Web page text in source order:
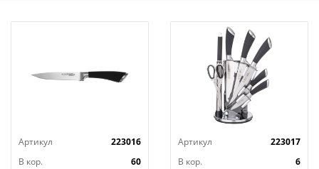
Материал лезвия : Нержавеющая сталь
Ширина лезвия : 26 мм
Страна производства : Бразилия
Артикул
223016
В кор.
60
Артикул
223017
В кор.
6